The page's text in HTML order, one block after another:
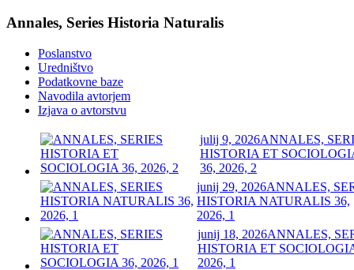
Annales, Series Historia Naturalis
Poslanstvo
Uredništvo
Podatkovne baze
Navodila avtorjem
Izjava o avtorstvu
julij 9, 2026ANNALES,
HISTORIA ET
36, 2026, 2
junij 29, 2026ANNALES,
HISTORIA NATURALIS 36,
2026, 1
junij 18, 2026ANNALES,
HISTORIA ET
2026, 1